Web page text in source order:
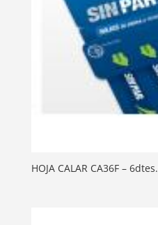
HOJA CALAR CA36F –